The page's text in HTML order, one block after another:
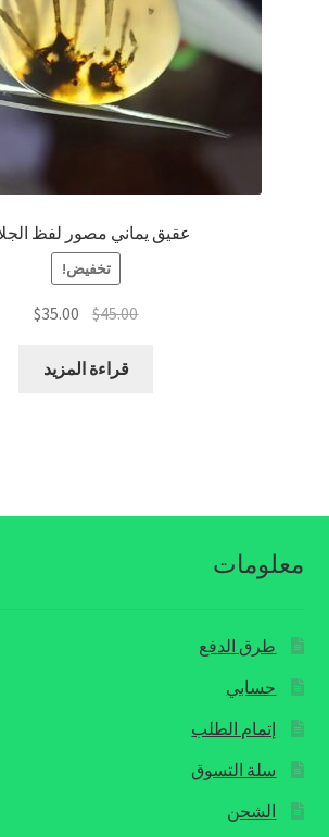
عقيق يماني مصور لفظ
تخفيض!
$45.00
السعر
هو:
$35.00 السعر
قراءة المزيد
معلومات
طرق الدفع
حسابي
إتمام الطلب
سلة التسوق
الشحن